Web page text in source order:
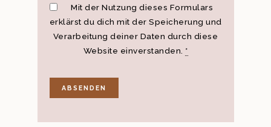
Mit der Nutzung dieses Formulars
erklärst du dich mit der Speicherung und
Verarbeitung deiner Daten durch diese
Website einverstanden. *